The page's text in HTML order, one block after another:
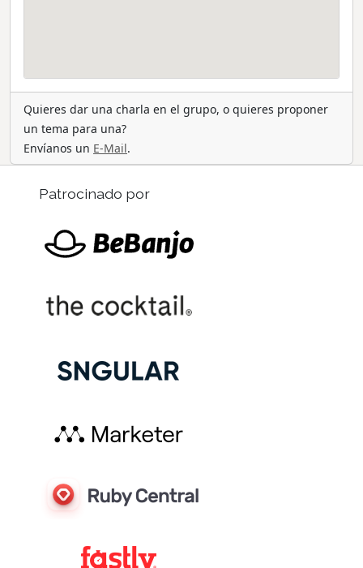
Quieres dar una charla en el grupo, o quieres proponer
un tema para una?
Envíanos un E-Mail.
Patrocinado por